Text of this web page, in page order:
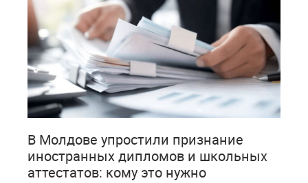
В Молдове упростили признание
иностранных дипломов и школьных
аттестатов: кому это нужно